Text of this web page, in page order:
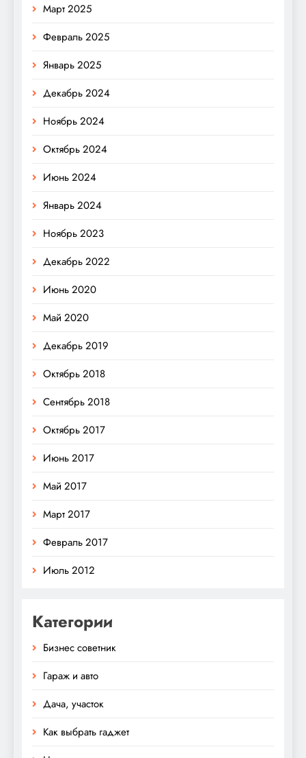
Март 2025
Февраль 2025
Январь 2025
Декабрь 2024
Ноябрь 2024
Октябрь 2024
Июнь 2024
Январь 2024
Ноябрь 2023
Декабрь 2022
Июнь 2020
Май 2020
Декабрь 2019
Октябрь 2018
Сентябрь 2018
Октябрь 2017
Июнь 2017
Май 2017
Март 2017
Февраль 2017
Июль 2012
Категории
Бизнес советник
Гараж и авто
Дача, участок
Как выбрать гаджет